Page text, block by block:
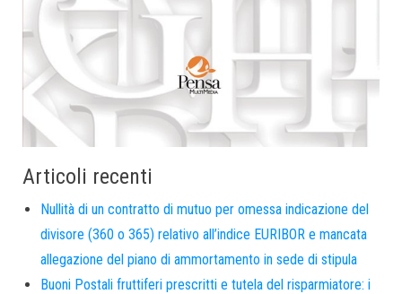
Articoli recenti
Nullità di un contratto di mutuo per omessa indicazione del
divisore (360 o 365) relativo all’indice EURIBOR e mancata
allegazione del piano di ammortamento in sede di stipula
Buoni Postali fruttiferi prescritti e tutela del risparmiatore: i